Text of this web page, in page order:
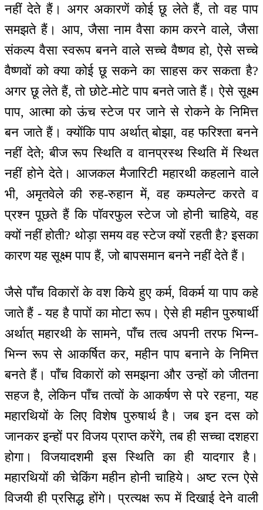
नहीं देते हैं। अगर अकारणें कोई छू लेते हैं, तो वह पाप
समझते हैं। आप, जैसा नाम वैसा काम करने वाले, जैसा
संकल्प वैसा स्वरूप बनने वाले सच्चे वैष्णव हो, ऐसे सच्चे
वैष्णवों को क्या कोई छू सकने का साहस कर सकता है?
अगर छू लेते हैं, तो छोटे-मोटे पाप बनते जाते हैं। ऐसे सूक्ष्म
पाप, आत्मा को ऊंच स्टेज पर जाने से रोकने के निमित्त
बन जाते हैं। क्योंकि पाप अर्थात् बोझा, वह फरिश्ता बनने
नहीं देते; बीज रूप स्थिति व वानप्रस्थ स्थिति में स्थित
नहीं होने देते। आजकल मैजारिटी महारथी कहलाने वाले
भी, अमृतवेले की रुह-रुहान में, वह कम्पलेन्ट करते व
प्रश्न पूछते हैं कि पॉवरफुल स्टेज जो होनी चाहिये, वह
क्यों नहीं होती? थोड़ा समय वह स्टेज क्यों रहती है? इसका
कारण यह सूक्ष्म पाप हैं, जो बापसमान बनने नहीं देते हैं।
जैसे पाँच विकारों के वश किये हुए कर्म, विकर्म या पाप कहे
जाते हैं - यह है पापों का मोटा रूप। ऐसे ही महीन पुरुषार्थी
अर्थात् महारथी के सामने, पाँच तत्व अपनी तरफ भिन्न-
भिन्न रूप से आकर्षित कर, महीन पाप बनाने के निमित्त
बनते हैं। पाँच विकारों को समझना और उन्हों को जीतना
सहज है, लेकिन पाँच तत्वों के आकर्षण से परे रहना, यह
महारथियों के लिए विशेष पुरुषार्थ है। जब इन दस को
जानकर इन्हों पर विजय प्राप्त करेंगे, तब ही सच्चा दशहरा
होगा। विजयादशमी इस स्थिति का ही यादगार है।
महारथियों की चेकिंग महीन होनी चाहिये। अष्ट रत्न ऐसे
विजयी ही प्रसिद्ध होंगे। प्रत्यक्ष रूप में दिखाई देने वाली